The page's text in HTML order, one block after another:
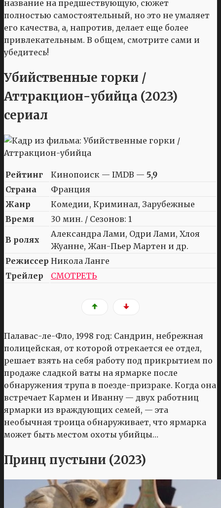
название на предшествующую, сюжет
полностью самостоятельный, но это не умаляет
его качества, а, напротив, делает еще более
привлекательным. В общем, смотрите сами и
убедитесь!
Убийственные горки /
Аттракцион-убийца (2023)
сериал
Рейтинг Кинопоиск — IMDB — 5,9
Страна
Франция
Жанр
Комедии, Криминал, Зарубежные
Время
30 мин. / Сезонов: 1
В ролях
Александра Лами, Одри Лами, Хлоя
Жуанне, Жан-Пьер Мартен и др.
Режиссер Никола Ланге
Трейлер
СМОТРЕТЬ
Палавас-ле-Фло, 1998 год: Сандрин, небрежная
полицейская, от которой отрекается ее отдел,
решает взять на себя работу под прикрытием по
продаже сладкой ваты на ярмарке после
обнаружения трупа в поезде-призраке. Когда она
встречает Кармен и Иванну — двух работниц
ярмарки из враждующих семей, — эта
необычная троица обнаруживает, что ярмарка
может быть местом охоты убийцы…
Принц пустыни (2023)